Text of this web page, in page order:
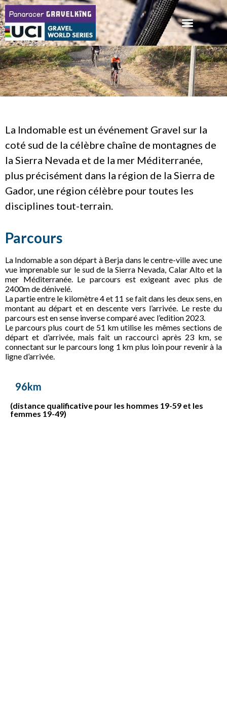
La Indomable est un événement Gravel sur la
coté sud de la célèbre chaîne de montagnes de
la Sierra Nevada et de la mer Méditerranée,
plus précisément dans la région de la Sierra de
Gador, une région célèbre pour toutes les
disciplines tout-terrain.
Parcours
La Indomable a son départ à Berja dans le centre-ville avec une
vue imprenable sur le sud de la Sierra Nevada, Calar Alto et la
mer Méditerranée. Le parcours est exigeant avec plus de
2400m de dénivelé.
La partie entre le kilomètre 4 et 11 se fait dans les deux sens, en
montant au départ et en descente vers l’arrivée. Le reste du
parcours est en sense inverse comparé avec l’edition 2023.
Le parcours plus court de 51 km utilise les mêmes sections de
départ et d’arrivée, mais fait un raccourci après 23 km, se
connectant sur le parcours long 1 km plus loin pour revenir à la
ligne d’arrivée.
96km
(distance qualificative pour les hommes 19-59 et les
femmes 19-49)